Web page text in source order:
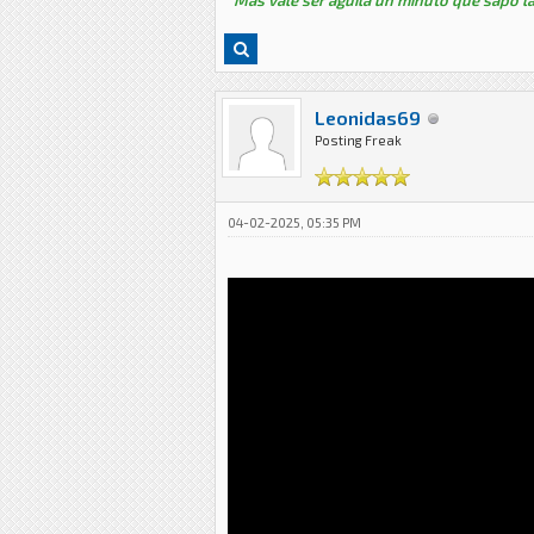
Leonidas69
Posting Freak
04-02-2025, 05:35 PM